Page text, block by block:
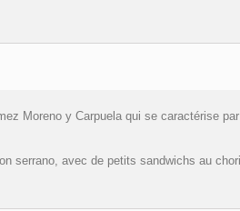
Moreno y Carpuela qui se caractérise
serrano, avec de petits sandwichs au